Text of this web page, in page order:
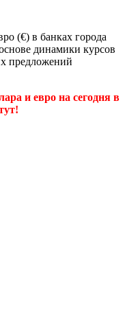
(€) в банках города
динамики курсов
предложений
и евро на сегодня в